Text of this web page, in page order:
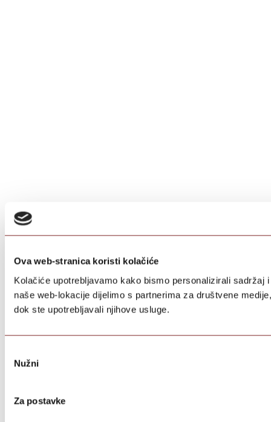
Ova web-stranica koristi kolačiće
Kolačiće upotrebljavamo kako bismo personalizirali
naše web-lokacije dijelimo s partnerima za društvene
dok ste upotrebljavali njihove usluge.
pristanka
Nužni
Za postavke